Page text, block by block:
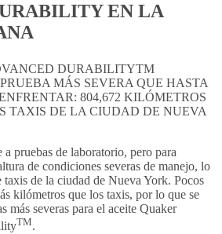
EN LA
DURABILITYTM
MÁS SEVERA QUE HASTA
804,672 KILÓMETROS
TAXIS DE LA CIUDAD DE NUEVA
a pruebas de laboratorio, pero para
de condiciones severas de manejo, lo
taxis de la ciudad de Nueva York. Pocos
kilómetros que los taxis, por lo que se
más severas para el aceite Quaker
TM.